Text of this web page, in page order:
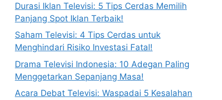
Durasi Iklan Televisi: 5 Tips Cerdas Memilih
Panjang Spot Iklan Terbaik!
Saham Televisi: 4 Tips Cerdas untuk
Menghindari Risiko Investasi Fatal!
Drama Televisi Indonesia: 10 Adegan Paling
Menggetarkan Sepanjang Masa!
Acara Debat Televisi: Waspadai 5 Kesalahan